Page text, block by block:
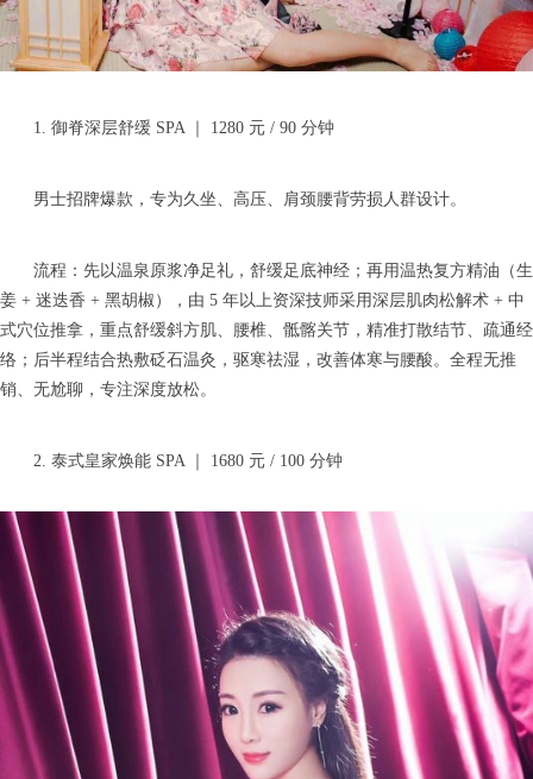
1. 御脊深层舒缓 SPA ｜ 1280 元 / 90 分钟
男士招牌爆款，专为久坐、高压、肩颈腰背劳损人群设计。
流程：先以温泉原浆净足礼，舒缓足底神经；再用温热复方精油（生
姜 + 迷迭香 + 黑胡椒），由 5 年以上资深技师采用深层肌肉松解术 + 中
式穴位推拿，重点舒缓斜方肌、腰椎、骶髂关节，精准打散结节、疏通经
络；后半程结合热敷砭石温灸，驱寒祛湿，改善体寒与腰酸。全程无推
销、无尬聊，专注深度放松。
2. 泰式皇家焕能 SPA ｜ 1680 元 / 100 分钟